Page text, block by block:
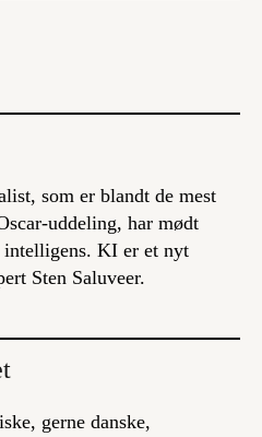
, som er blandt de mest
uddeling, har mødt
KI er et nyt
Sten Saluveer.
gerne danske,